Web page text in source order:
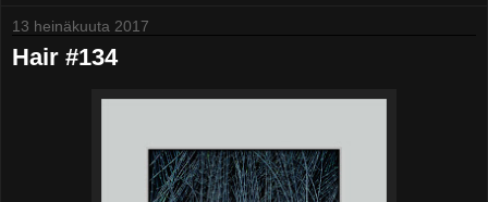
13 heinäkuuta 2017
Hair #134